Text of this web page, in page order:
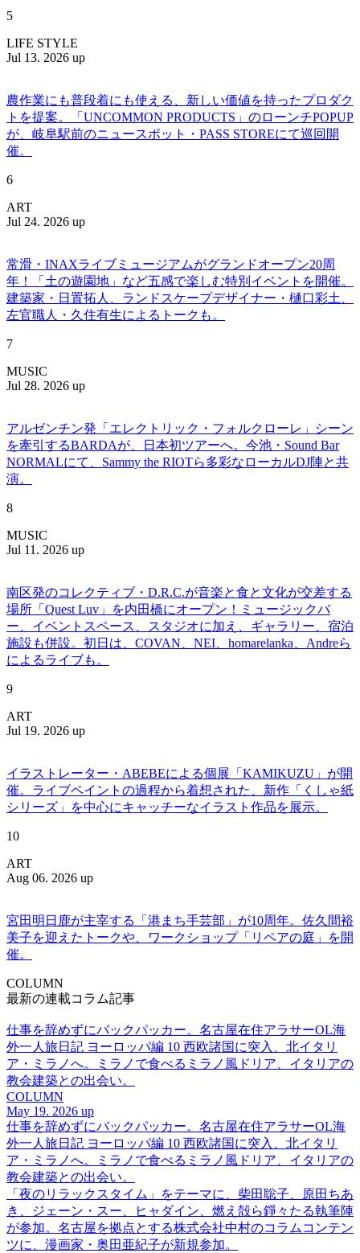
5
LIFE STYLE
Jul 13. 2026 up
農作業にも普段着にも使える、新しい価値を持ったプロダク
トを提案。「UNCOMMON PRODUCTS」のローンチPOPUP
が、岐阜駅前のニュースポット・PASS STOREにて巡回開
催。
6
ART
Jul 24. 2026 up
常滑・INAXライブミュージアムがグランドオープン20周
年！「土の遊園地」など五感で楽しむ特別イベントを開催。
建築家・日置拓人、ランドスケープデザイナー・樋口彩土、
左官職人・久住有生によるトークも。
7
MUSIC
Jul 28. 2026 up
アルゼンチン発「エレクトリック・フォルクローレ」シーン
を牽引するBARDAが、日本初ツアーへ。今池・Sound Bar
NORMALにて、Sammy the RIOTら多彩なローカルDJ陣と共
演。
8
MUSIC
Jul 11. 2026 up
南区発のコレクティブ・D.R.C.が⾳楽と⾷と⽂化が交差する
場所「Quest Luv」を内田橋にオープン！ミュージックバ
ー、イベントスペース、スタジオに加え、ギャラリー、宿泊
施設も併設。初日は、COVAN、NEI、homarelanka、Andreら
によるライブも。
9
ART
Jul 19. 2026 up
イラストレーター・ABEBEによる個展「KAMIKUZU」が開
催。ライブペイントの過程から着想された、新作「くしゃ紙
シリーズ」を中心にキャッチーなイラスト作品を展示。
10
ART
Aug 06. 2026 up
宮田明日鹿が主宰する「港まち手芸部」が10周年。佐久間裕
美子を迎えたトークや、ワークショップ「リペアの庭」を開
催。
COLUMN
最新の連載コラム記事
仕事を辞めずにバックパッカー。名古屋在住アラサーOL海
外一人旅日記 ヨーロッパ編 10 西欧諸国に突入、北イタリ
ア・ミラノへ。ミラノで食べるミラノ風ドリア、イタリアの
教会建築との出会い。
COLUMN
May 19. 2026 up
仕事を辞めずにバックパッカー。名古屋在住アラサーOL海
外一人旅日記 ヨーロッパ編 10 西欧諸国に突入、北イタリ
ア・ミラノへ。ミラノで食べるミラノ風ドリア、イタリアの
教会建築との出会い。
「夜のリラックスタイム」をテーマに、柴田聡子、原田ちあ
き、ジェーン・スー、ヒャダイン、燃え殻ら錚々たる執筆陣
が参加。名古屋を拠点とする株式会社中村のコラムコンテン
ツに、漫画家・奥田亜紀子が新規参加。